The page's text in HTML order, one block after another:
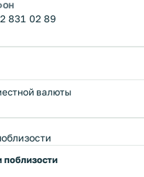
831 02 89
валюты
поблизости